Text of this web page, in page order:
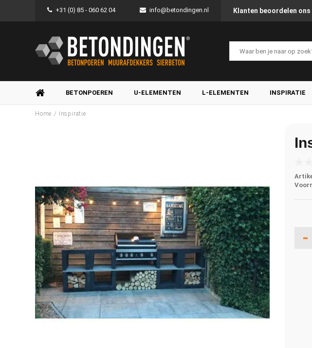
+31 (0) 85 - 060 62 04 info@betondingen.nl Klanten beoordelen ons
BETONPOEREN U-ELEMENTEN L-ELEMENTEN INSPIRATIE
Home / Inspiratie
-